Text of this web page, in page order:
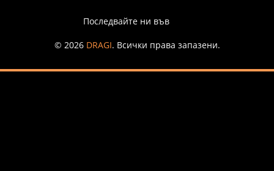
Последвайте ни във
© 2026 DRAGI. Всички права запазени.